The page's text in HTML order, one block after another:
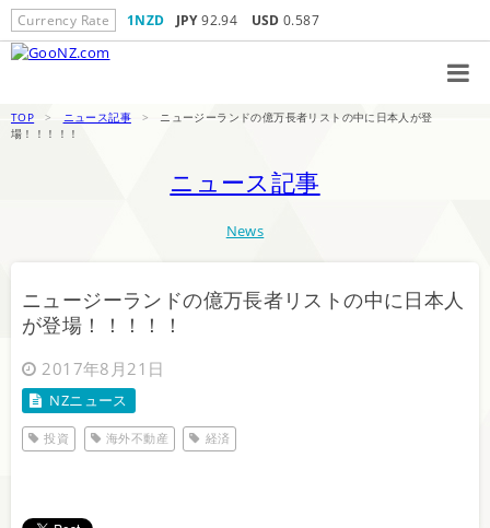
Currency Rate 1NZD JPY92.94 USD 0.587
TOP > ニュース記事 >
ニュージーランドの億万長者リストの中に日本人が登
場！！！！！
ニュース記事
News
ニュージーランドの億万長者リストの中に日本人
が登場！！！！！
2017年8月21日
NZニュース
投資 海外不動産 経済